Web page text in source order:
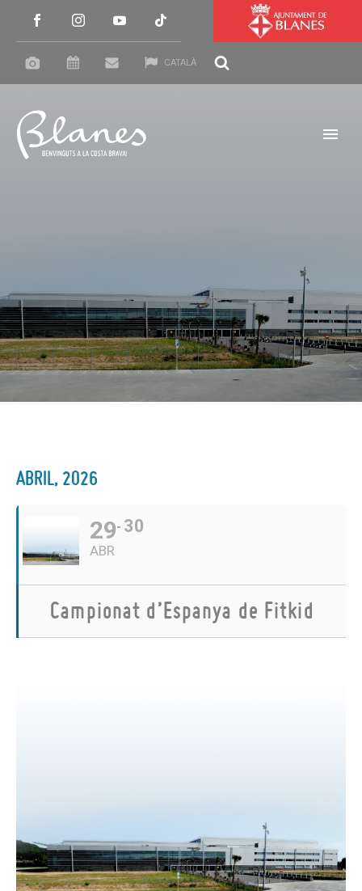
CATALÀ
ABRIL, 2026
29
ABR
30
Campionat d’Espanya de Fitkid